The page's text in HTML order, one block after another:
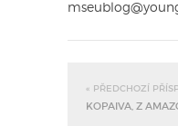
« PŘEDCHOZÍ
KOPAIVA, Z